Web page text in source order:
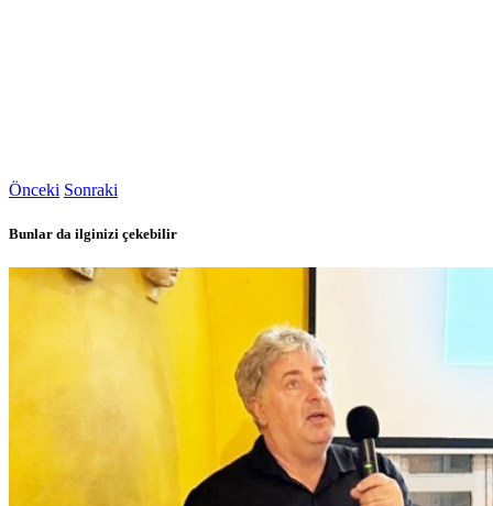
Önceki Sonraki
Bunlar da ilginizi çekebilir